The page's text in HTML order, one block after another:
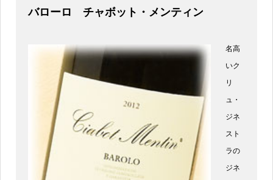
バローロ チャボット・メンティン
名高
いク
リ
ュ・
ジネ
スト
ラの
ジネ